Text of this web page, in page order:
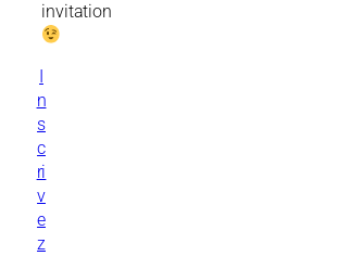
invitation
n
s
c
ri
v
e
z